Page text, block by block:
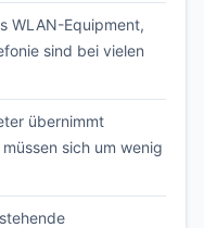
WLAN-Equipment,
sind bei vielen
übernimmt
sich um wenig